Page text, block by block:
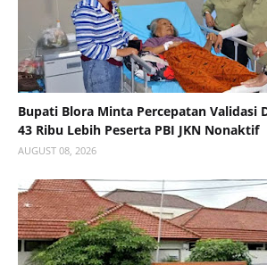
Bupati Blora Minta Percepatan Validasi
43 Ribu Lebih Peserta PBI JKN Nonaktif
AUGUST 08, 2026